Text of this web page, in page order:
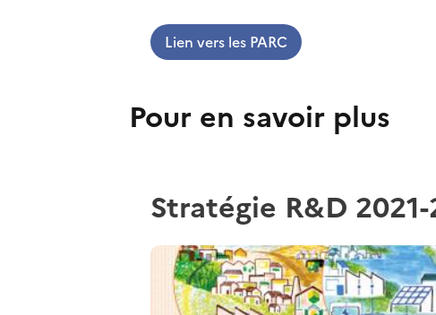
Lien vers les PARC
Pour en savoir plus
Stratégie R&D